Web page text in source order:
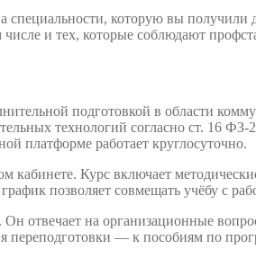
специальности, которую вы
и тех, которые соблюдают
подготовкой в области
технологий согласно ст. 16
платформе работает круглосуточно.
кабинете. Курс включает
позволяет совмещать учёбу с
отвечает на организационные
переподготовки — к пособиям по